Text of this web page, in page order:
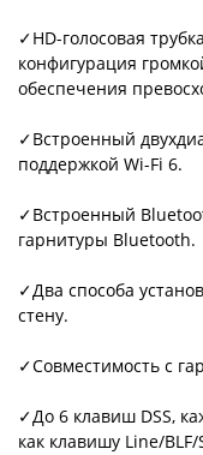
✓HD-голосовая
конфигурация
обеспечения
✓Встроенный
поддержкой Wi-Fi 6.
✓Встроенный
гарнитуры Bluetooth.
✓Два способа
стену.
✓Совместимость с
✓До 6 клавиш DSS,
как клавишу Line/